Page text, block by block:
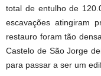
total de entulho de
escavações atingiram
restauro foram tão
Castelo de São Jorge
para passar a ser um